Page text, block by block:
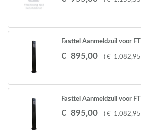
Fasttel Aanmeldzuil voor
€ 895,00 ( € 1.082,95
Fasttel Aanmeldzuil voor
€ 895,00 ( € 1.082,95